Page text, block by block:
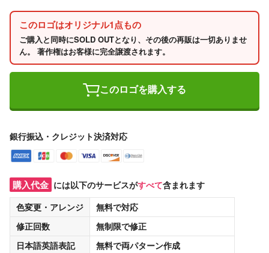
このロゴはオリジナル1点もの
ご購入と同時にSOLD OUTとなり、その後の再販は一切ありませ
ん。 著作権はお客様に完全譲渡されます。
このロゴを購入する
銀行振込・クレジット決済対応
購入代金 には以下のサービスがすべて含まれます
色変更・アレンジ
無料で対応
修正回数
無制限で修正
日本語英語表記
無料で両パターン作成